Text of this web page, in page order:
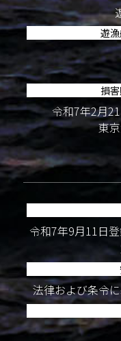
遊
損
令和7年2月
東
令和7年9月11日
法律および条令